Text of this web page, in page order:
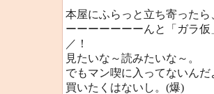
本屋にふらっと立ち寄った
ーーーーーーーんと「ガラ
／！
見たいな～読みたいな～。
でもマン喫に入ってないん
買いたくはないし。(爆)